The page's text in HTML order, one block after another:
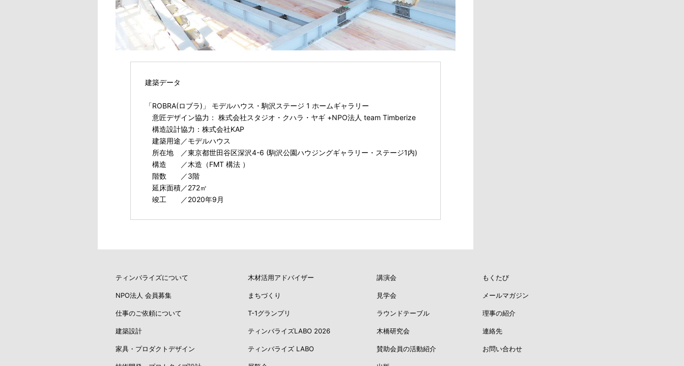
建築データ
「ROBRA(ロブラ)」 モデルハウス・駒沢ステージ 1 ホームギャラリー
意匠デザイン協力： 株式会社スタジオ・クハラ・ヤギ +NPO法人 team Timberize
構造設計協力：株式会社KAP
建築用途／モデルハウス
所在地 ／東京都世田谷区深沢4-6 (駒沢公園ハウジングギャラリー・ステージ1内)
構造 ／木造（FMT 構法 ）
階数 ／3階
延床面積／272㎡
竣工 ／2020年9月
ティンバライズについて
NPO法人 会員募集
仕事のご依頼について
建築設計
家具・プロダクトデザイン
木材活用アドバイザー
まちづくり
T-1グランプリ
ティンバライズLABO 2026
ティンバライズ LABO
講演会
見学会
ラウンドテーブル
木橋研究会
賛助会員の活動紹介
もくたび
メールマガジン
理事の紹介
連絡先
お問い合わせ